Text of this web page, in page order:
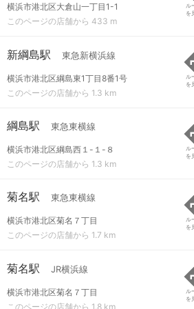
横浜市港北区大倉山一丁目1-1
このページの店舗から 433 m
ル
を
新綱島駅 東急新横浜線
横浜市港北区綱島東1丁目8番1号
このページの店舗から 1.3 km
ル
を
綱島駅 東急東横線
横浜市港北区綱島西１-１-８
このページの店舗から 1.3 km
ル
を
菊名駅 東急東横線
横浜市港北区菊名７丁目
このページの店舗から 1.7 km
ル
を
菊名駅 JR横浜線
横浜市港北区菊名７丁目
このページの店舗から 1.8 km
ル
を